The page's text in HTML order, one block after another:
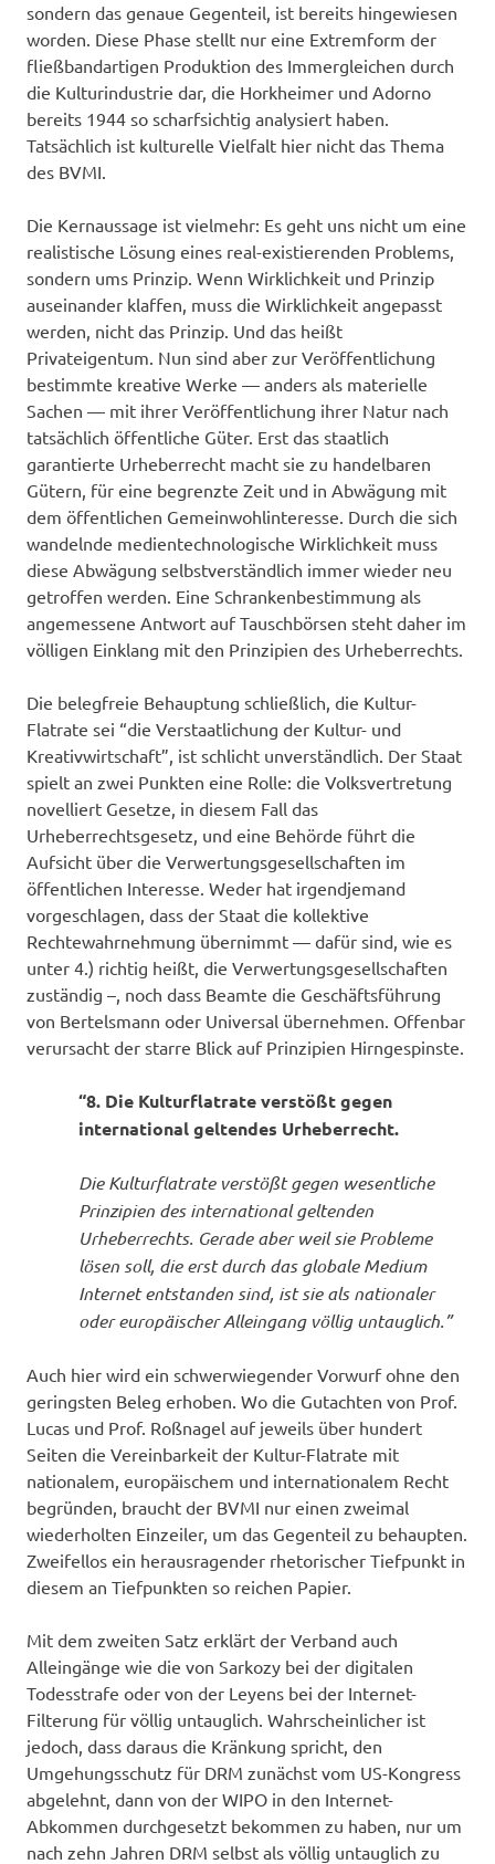
sondern das genaue Gegenteil, ist bereits hingewiesen
worden. Diese Phase stellt nur eine Extremform der
fließbandartigen Produktion des Immergleichen durch
die Kulturindustrie dar, die Horkheimer und Adorno
bereits 1944 so scharfsichtig analysiert haben.
Tatsächlich ist kulturelle Vielfalt hier nicht das Thema
des BVMI.
Die Kernaussage ist vielmehr: Es geht uns nicht um eine
realistische Lösung eines real-existierenden Problems,
sondern ums Prinzip. Wenn Wirklichkeit und Prinzip
auseinander klaffen, muss die Wirklichkeit angepasst
werden, nicht das Prinzip. Und das heißt
Privateigentum. Nun sind aber zur Veröffentlichung
bestimmte kreative Werke — anders als materielle
Sachen — mit ihrer Veröffentlichung ihrer Natur nach
tatsächlich öffentliche Güter. Erst das staatlich
garantierte Urheberrecht macht sie zu handelbaren
Gütern, für eine begrenzte Zeit und in Abwägung mit
dem öffentlichen Gemeinwohlinteresse. Durch die sich
wandelnde medientechnologische Wirklichkeit muss
diese Abwägung selbstverständlich immer wieder neu
getroffen werden. Eine Schrankenbestimmung als
angemessene Antwort auf Tauschbörsen steht daher im
völligen Einklang mit den Prinzipien des Urheberrechts.
Die belegfreie Behauptung schließlich, die Kultur-
Flatrate sei “die Verstaatlichung der Kultur- und
Kreativwirtschaft”, ist schlicht unverständlich. Der Staat
spielt an zwei Punkten eine Rolle: die Volksvertretung
novelliert Gesetze, in diesem Fall das
Urheberrechtsgesetz, und eine Behörde führt die
Aufsicht über die Verwertungsgesellschaften im
öffentlichen Interesse. Weder hat irgendjemand
vorgeschlagen, dass der Staat die kollektive
Rechtewahrnehmung übernimmt — dafür sind, wie es
unter 4.) richtig heißt, die Verwertungsgesellschaften
zuständig –, noch dass Beamte die Geschäftsführung
von Bertelsmann oder Universal übernehmen. Offenbar
verursacht der starre Blick auf Prinzipien Hirngespinste.
“8. Die Kulturflatrate verstößt gegen
international geltendes Urheberrecht.
Die Kulturflatrate verstößt gegen wesentliche
Prinzipien des international geltenden
Urheberrechts. Gerade aber weil sie Probleme
lösen soll, die erst durch das globale Medium
Internet entstanden sind, ist sie als nationaler
oder europäischer Alleingang völlig untauglich.”
Auch hier wird ein schwerwiegender Vorwurf ohne den
geringsten Beleg erhoben. Wo die Gutachten von Prof.
Lucas und Prof. Roßnagel auf jeweils über hundert
Seiten die Vereinbarkeit der Kultur-Flatrate mit
nationalem, europäischem und internationalem Recht
begründen, braucht der BVMI nur einen zweimal
wiederholten Einzeiler, um das Gegenteil zu behaupten.
Zweifellos ein herausragender rhetorischer Tiefpunkt in
diesem an Tiefpunkten so reichen Papier.
Mit dem zweiten Satz erklärt der Verband auch
Alleingänge wie die von Sarkozy bei der digitalen
Todesstrafe oder von der Leyens bei der Internet-
Filterung für völlig untauglich. Wahrscheinlicher ist
jedoch, dass daraus die Kränkung spricht, den
Umgehungsschutz für DRM zunächst vom US-Kongress
abgelehnt, dann von der WIPO in den Internet-
Abkommen durchgesetzt bekommen zu haben, nur um
nach zehn Jahren DRM selbst als völlig untauglich zu